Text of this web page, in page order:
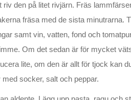
riv den på litet rivjärn. Fräs
fräsa med de sista minutrarna.
samt vin, vatten, fond och
Om det sedan är för mycket
lite, om den är allt för tjock kan
socker, salt och peppar.